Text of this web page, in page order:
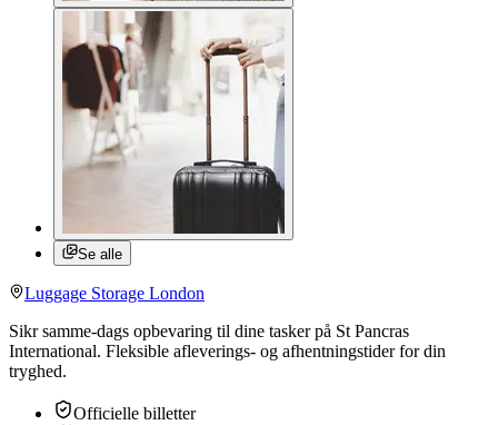
Se alle
Luggage Storage London
Sikr samme-dags opbevaring til dine tasker på St Pancras
International. Fleksible afleverings- og afhentningstider for din
tryghed.
Officielle billetter